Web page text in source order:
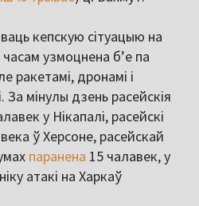
кепскую сітуацыю на
узмоцнена б’е па
ракетамі, дронамі і
За мінулы дзень расейскія
у Нікапалі, расейскі
ў Херсоне, расейскай
паранена 15 чалавек, у
атакі на Харкаў